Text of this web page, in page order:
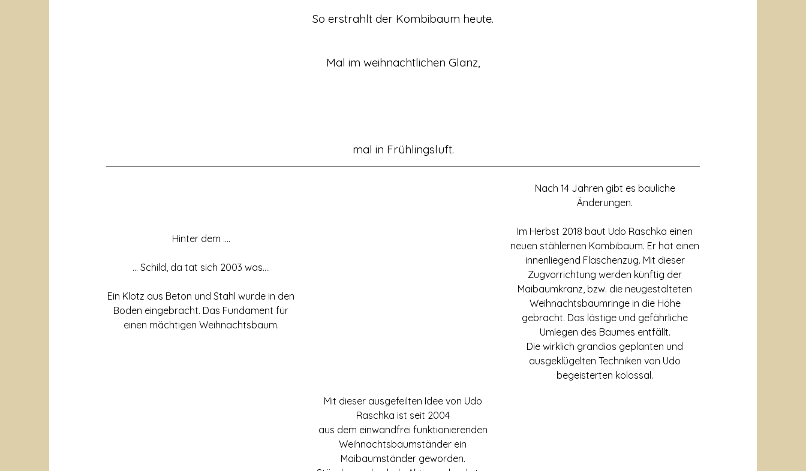
So erstrahlt der Kombibaum heute.
Mal im weihnachtlichen Glanz,
mal in Frühlingsluft.
Hinter dem ….
… Schild, da tat sich 2003 was….
Ein Klotz aus Beton und Stahl wurde in den
Boden eingebracht. Das Fundament für
einen mächtigen Weihnachtsbaum.
Nach 14 Jahren gibt es bauliche
Änderungen.
Im Herbst 2018 baut Udo Raschka einen
neuen stählernen Kombibaum. Er hat einen
innenliegend Flaschenzug. Mit dieser
Zugvorrichtung werden künftig der
Maibaumkranz, bzw. die neugestalteten
Weihnachtsbaumringe in die Höhe
gebracht. Das lästige und gefährliche
Umlegen des Baumes entfällt.
Die wirklich grandios geplanten und
ausgeklügelten Techniken von Udo
begeisterten kolossal.
Mit dieser ausgefeilten Idee von Udo
Raschka ist seit 2004
aus dem einwandfrei funktionierenden
Weihnachtsbaumständer ein
Maibaumständer geworden.